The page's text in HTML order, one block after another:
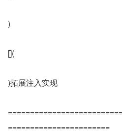
)
[](
)拓展注入实现
=======================